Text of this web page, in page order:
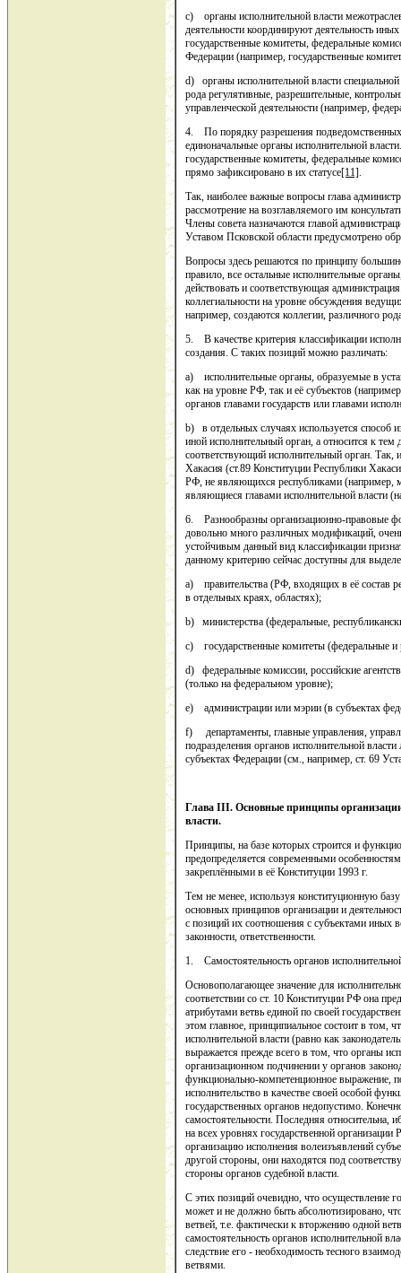
c) органы исполнительной власти
деятельности координируют деятельность
государственные комитеты, федеральные
Федерации (например, государственные
d) органы исполнительной власти
рода регулятивные, разрешительные,
управленческой деятельности (например,
4. По порядку разрешения подведомственных
единоначальные органы исполнительной
государственные комитеты, федеральные
прямо зафиксировано в их статусе[11].
Так, наиболее важные вопросы глава
рассмотрение на возглавляемого им
Члены совета назначаются главой
Уставом Псковской области предусмотрено
Вопросы здесь решаются по принципу
правило, все остальные исполнительные
действовать и соответствующая
коллегиальности на уровне обсуждения
например, создаются коллегии, различного
5. В качестве критерия классификации
создания. С таких позиций можно различать:
a) исполнительные органы, образуемые в
как на уровне РФ, так и её субъектов
органов главами государств или главами
b) в отдельных случаях используется способ
иной исполнительный орган, а относится к
соответствующий исполнительный орган. Так,
Хакасия (ст.89 Конституции Республики
РФ, не являющихся республиками (например,
являющиеся главами исполнительной власти
6. Разнообразны организационно-правовые
довольно много различных модификаций,
устойчивым данный вид классификации
данному критерию сейчас доступны для
a) правительства (РФ, входящих в её состав
в отдельных краях, областях);
b) министерства (федеральные,
c) государственные комитеты (федеральные и
d) федеральные комиссии, российские
(только на федеральном уровне);
e) администрации или мэрии (в субъектах
f) департаменты, главные управления,
подразделения органов исполнительной
субъектах Федерации (см., например, ст. 69
Глава III. Основные принципы
власти.
Принципы, на базе которых строится и
предопределяется современными
закреплёнными в её Конституции 1993 г.
Тем не менее, используя конституционную
основных принципов организации и
с позиций их соотношения с субъектами иных
законности, ответственности.
1. Самостоятельность органов
Основополагающее значение для
соответствии со ст. 10 Конституции РФ она
атрибутами ветвь единой по своей
этом главное, принципиальное состоит в том,
исполнительной власти (равно как
выражается прежде всего в том, что органы
организационном подчинении у органов
функционально-компетенционное выражение,
исполнительство в качестве своей особой
государственных органов недопустимо.
самостоятельности. Последняя относительна,
на всех уровнях государственной
организацию исполнения волеизъявлений
другой стороны, они находятся под
стороны органов судебной власти.
С этих позиций очевидно, что осуществление
может и не должно быть абсолютизировано,
ветвей, т.е. фактически к вторжению одной
самостоятельность органов исполнительной
следствие его - необходимость тесного
ветвями.